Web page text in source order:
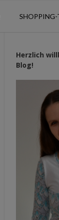
SHOPPING-
Herzlich
Blog!